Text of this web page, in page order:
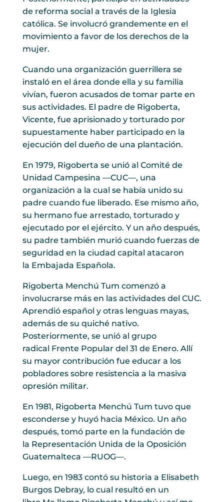
de reforma social a través de la Iglesia
católica. Se involucró grandemente en el
movimiento a favor de los derechos de la
mujer.
Cuando una organización guerrillera se
instaló en el área donde ella y su familia
vivían, fueron acusados de tomar parte en
sus actividades. El padre de Rigoberta,
Vicente, fue aprisionado y torturado por
supuestamente haber participado en la
ejecución del dueño de una plantación.
En 1979, Rigoberta se unió al Comité de
Unidad Campesina —CUC—, una
organización a la cual se había unido su
padre cuando fue liberado. Ese mismo año,
su hermano fue arrestado, torturado y
ejecutado por el ejército. Y un año después,
su padre también murió cuando fuerzas de
seguridad en la ciudad capital atacaron
la Embajada Española.
Rigoberta Menchú Tum comenzó a
involucrarse más en las actividades del CUC.
Aprendió español y otras lenguas mayas,
además de su quiché nativo.
Posteriormente, se unió al grupo
radical Frente Popular del 31 de Enero. Allí
su mayor contribución fue educar a los
pobladores sobre resistencia a la masiva
opresión militar.
En 1981, Rigoberta Menchú Tum tuvo que
esconderse y huyó hacia México. Un año
después, tomó parte en la fundación de
la Representación Unida de la Oposición
Guatemalteca —RUOG—.
Luego, en 1983 contó su historia a Elisabeth
Burgos Debray, lo cual resultó en un